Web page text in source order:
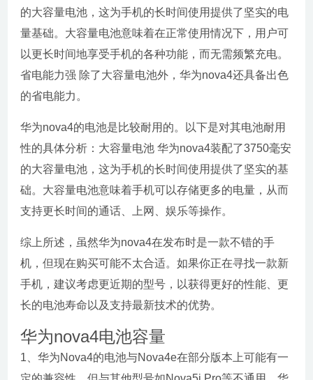
的大容量电池，这为手机的长时间使用提供了坚实的电
量基础。大容量电池意味着在正常使用情况下，用户可
以更长时间地享受手机的各种功能，而无需频繁充电。
省电能力强 除了大容量电池外，华为nova4还具备出色
的省电能力。
华为nova4的电池是比较耐用的。以下是对其电池耐用
性的具体分析：大容量电池 华为nova4装配了3750毫安
的大容量电池，这为手机的长时间使用提供了坚实的基
础。大容量电池意味着手机可以存储更多的电量，从而
支持更长时间的通话、上网、娱乐等操作。
综上所述，虽然华为nova4在发布时是一款不错的手
机，但现在购买可能不太合适。如果你正在寻找一款新
手机，建议考虑更近期的型号，以获得更好的性能、更
长的电池寿命以及支持最新技术的优势。
华为nova4电池容量
1、华为Nova4的电池与Nova4e在部分版本上可能有一